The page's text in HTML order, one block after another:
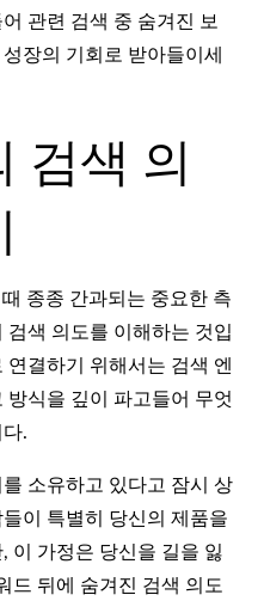
관련 검색 중 숨겨진 보
장의 기회로 받아들이세
검색 의
종종 간과되는 중요한 측
검색 의도를 이해하는 것입
결하기 위해서는 검색 엔
식을 깊이 파고들어 무엇
.
소유하고 있다고 잠시 상
이 특별히 당신의 제품을
이 가정은 당신을 길을 잃
드 뒤에 숨겨진 검색 의도